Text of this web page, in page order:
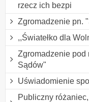
rzecz ich bezpi
Zgromadzenie pn.
,,Światełko dla
Zgromadzenie pod
Sądów"
Uświadomienie
Publiczny